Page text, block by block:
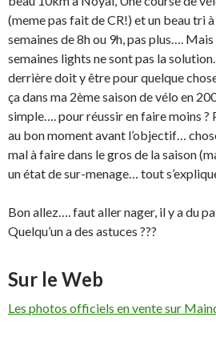
(meme pas fait de CR!) et un beau tri
semaines de 8h ou 9h, pas plus….
semaines lights ne sont pas la
derrière doit y être pour quelque
ça dans ma 2ème saison de vélo en
simple…. pour réussir en faire moins ?
au bon moment avant l’objectif…
mal à faire dans le gros de la saison
un état de sur-menage… tout
Bon allez…. faut aller nager, il y a du
Quelqu’un a des astuces ???
Sur le Web
Les photos officiels en vente sur